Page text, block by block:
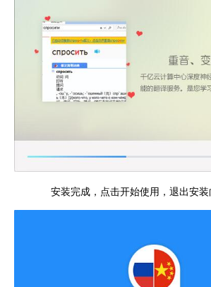
安装完成，点击开始使用，退出安装